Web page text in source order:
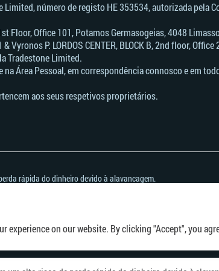
experience on our website. By clicking "Accept", you
Limited, número de registo HE 353534, autorizada pela
Floor, Office 101, Potamos Germasogeias, 4048
Р. LORDOS CENTER, BLOCK В, 2nd floor,
Tradestone Limited.
na Área Pessoal, em correspondência connosco e em
aos seus respetivos proprietários.
rápida do dinheiro devido à alavancagem.
CFDs com este provedor.
de assumir o alto risco de perder o seu dinheiro.
ou jurisdições em que a distribuição ou utilização destas